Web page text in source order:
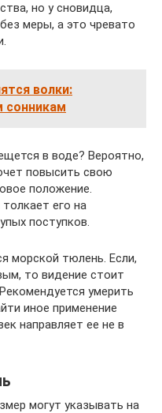
но у сновидца,
меры, а это чревато
волки:
сонникам
в воде? Вероятно,
повысить свою
положение.
его на
поступков.
морской тюлень. Если,
то видение стоит
умерить
иное применение
направляет ее не в
могут указывать на